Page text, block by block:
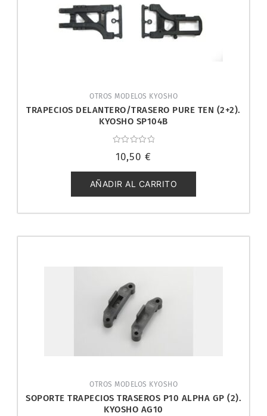
OTROS MODELOS KYOSHO
TRAPECIOS DELANTERO/TRASERO PURE TEN (2+2).
KYOSHO SP104B
con
de
5
10,50 €
AÑADIR AL CARRITO
OTROS MODELOS KYOSHO
SOPORTE TRAPECIOS TRASEROS P10 ALPHA GP (2).
KYOSHO AG10